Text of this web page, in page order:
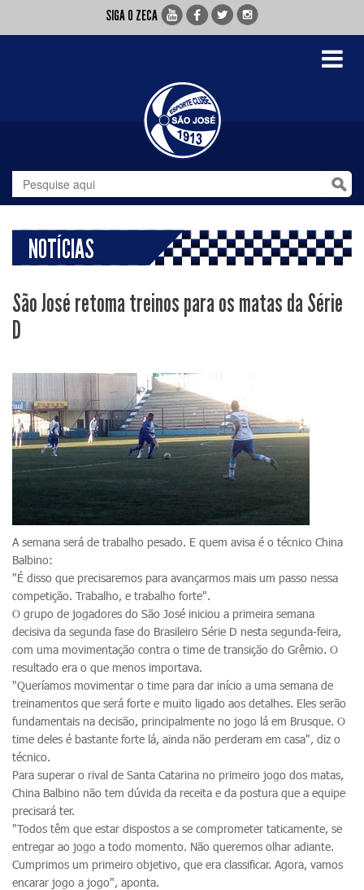
SIGA O ZECA
Toggle
NOTÍCIAS
São José retoma treinos para os matas da Série
D
A semana será de trabalho pesado. E quem avisa é o técnico China
Balbino:
"É disso que precisaremos para avançarmos mais um passo nessa
competição. Trabalho, e trabalho forte".
O grupo de jogadores do São José iniciou a primeira semana
decisiva da segunda fase do Brasileiro Série D nesta segunda-feira,
com uma movimentação contra o time de transição do Grêmio. O
resultado era o que menos importava.
"Queríamos movimentar o time para dar início a uma semana de
treinamentos que será forte e muito ligado aos detalhes. Eles serão
fundamentais na decisão, principalmente no jogo lá em Brusque. O
time deles é bastante forte lá, ainda não perderam em casa", diz o
técnico.
Para superar o rival de Santa Catarina no primeiro jogo dos matas,
China Balbino não tem dúvida da receita e da postura que a equipe
precisará ter.
"Todos têm que estar dispostos a se comprometer taticamente, se
entregar ao jogo a todo momento. Não queremos olhar adiante.
Cumprimos um primeiro objetivo, que era classificar. Agora, vamos
encarar jogo a jogo", aponta.